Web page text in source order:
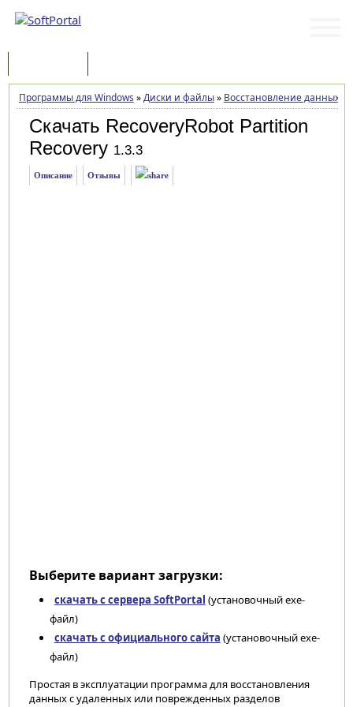
Программы для Windows »Диски и файлы» Восстановление данных
Скачать RecoveryRobot Partition
Recovery 1.3.3
Описание Отзывы
Выберите вариант загрузки:
скачать с сервера SoftPortal (установочный exe-
файл)
скачать с официального сайта (установочный exe-
файл)
Простая в эксплуатации программа для восстановления
данных с удаленных или поврежденных разделов